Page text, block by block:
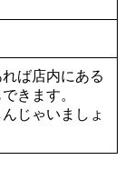
ば店内にある
きます。
じゃいましょ